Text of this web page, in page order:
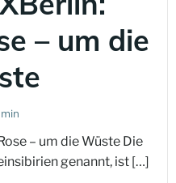
– um die
– um die Wüste Die
genannt, ist […]